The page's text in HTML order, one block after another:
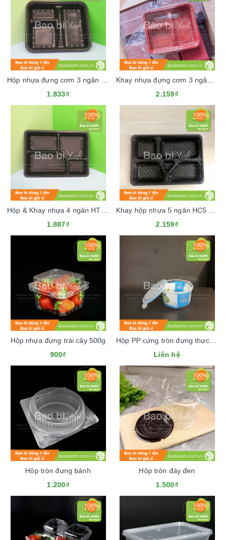
1.833₫
2.159₫
1.887₫
2.159₫
Hộp nhựa đựng trái cây 500g
900₫
Hộp PP cứng tròn đựng thực phẩm
Liên hệ
Hộp tròn đựng bánh
1.200₫
Hộp tròn đáy đen
1.500₫